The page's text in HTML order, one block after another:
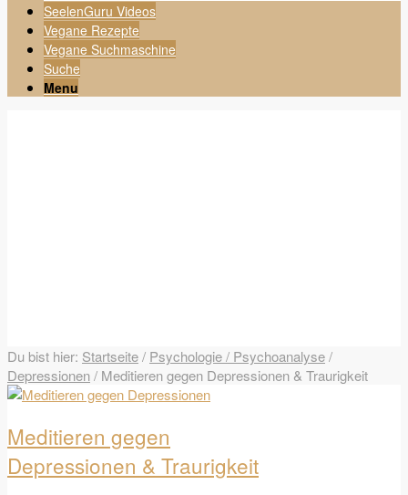
SeelenGuru Videos
Vegane Rezepte
Vegane Suchmaschine
Suche
Menu
Du bist hier: Startseite/ Psychologie / Psychoanalyse/
Depressionen/ Meditieren gegen Depressionen & Traurigkeit
Meditieren gegen
Depressionen & Traurigkeit